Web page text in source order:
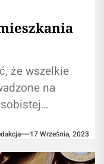
że wszelkie
na
na naszym
17 Września, 2023